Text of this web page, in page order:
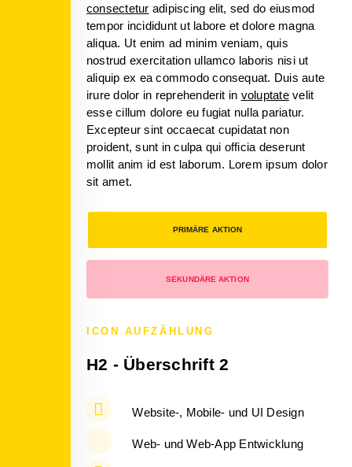
consectetur adipiscing elit, sed do eiusmod
tempor incididunt ut labore et dolore magna
aliqua. Ut enim ad minim veniam, quis
nostrud exercitation ullamco laboris nisi ut
aliquip ex ea commodo consequat. Duis aute
irure dolor in reprehenderit in voluptatevelit
esse cillum dolore eu fugiat nulla pariatur.
Excepteur sint occaecat cupidatat non
proident, sunt in culpa qui officia deserunt
mollit anim id est laborum. Lorem ipsum dolor
sit amet.
PRIMÄRE AKTION
SEKUNDÄRE AKTION
ICON AUFZÄHLUNG
H2 - Überschrift 2
Website-, Mobile- und UI Design
Web- und Web-App Entwicklung